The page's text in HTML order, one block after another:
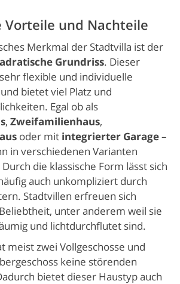
Vorteile und Nachteile
Merkmal der Stadtvilla ist der
Grundriss. Dieser
flexible und individuelle
bietet viel Platz und
Egal ob als
, Zweifamilienhaus,
oder mit integrierter Garage–
in verschiedenen Varianten
die klassische Form lässt sich
auch unkompliziert durch
Stadtvillen erfreuen sich
unter anderem weil sie
und lichtdurchflutet sind.
meist zwei Vollgeschosse und
keine störenden
bietet dieser Haustyp auch